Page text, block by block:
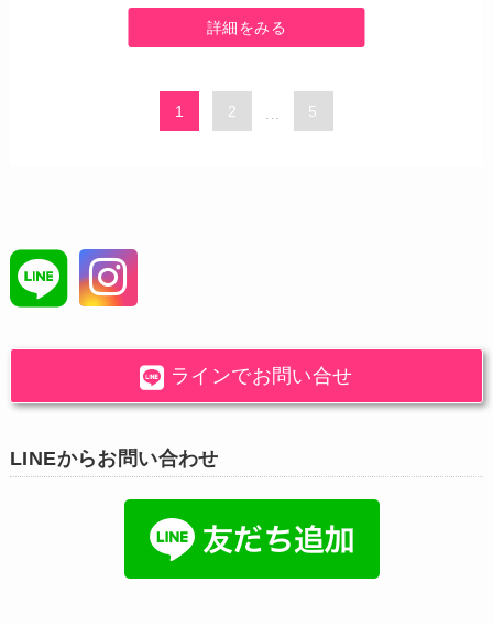
詳細をみる
1 2 5
ラインでお問い合せ
LINEからお問い合わせ